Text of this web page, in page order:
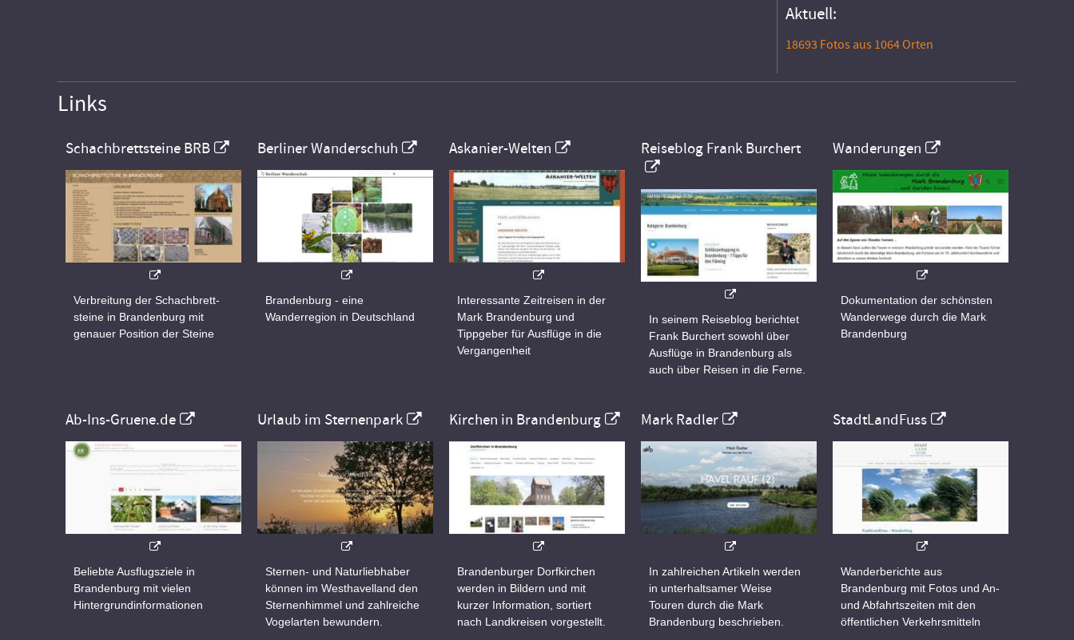
Aktuell:
18693 Fotos aus 1064 Orten
Links
Schachbrettsteine BRB
Verbreitung der Schachbrett-
steine in Brandenburg mit
genauer Position der Steine
Berliner Wanderschuh
Brandenburg - eine
Wanderregion in Deutschland
Askanier-Welten
Interessante Zeitreisen in der
Mark Brandenburg und
Tippgeber für Ausflüge in die
Vergangenheit
Reiseblog Frank Burchert
In seinem Reiseblog berichtet
Frank Burchert sowohl über
Ausflüge in Brandenburg als
auch über Reisen in die Ferne.
Wanderungen
Dokumentation der schönsten
Wanderwege durch die Mark
Brandenburg
Ab-Ins-Gruene.de
Beliebte Ausflugsziele in
Brandenburg mit vielen
Hintergrundinformationen
Urlaub im Sternenpark
Sternen- und Naturliebhaber
können im Westhavelland den
Sternenhimmel und zahlreiche
Vogelarten bewundern.
Kirchen in Brandenburg
Brandenburger Dorfkirchen
werden in Bildern und mit
kurzer Information, sortiert
nach Landkreisen vorgestellt.
Mark Radler
In zahlreichen Artikeln werden
in unterhaltsamer Weise
Touren durch die Mark
Brandenburg beschrieben.
StadtLandFuss
Wanderberichte aus
Brandenburg mit Fotos und An-
und Abfahrtszeiten mit den
öffentlichen Verkehrsmitteln